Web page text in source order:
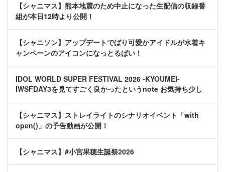
【シャニマス】熊本地震のため中止になった生配信の収録番
組が本日12時より公開！
【シャニソン】アップデートでばり可愛かアイドルが水着キ
ャンペーンのアイコンになっとるばい！
IDOL WORLD SUPER FESTIVAL 2026 -KYOUMEI-
IWSFDAY3を見てすごく良かったというnote お気持ち少し
【シャニマス】ストレイライトのシナリオイベント「with
open()」の予告動画が公開！
【シャニマス】#小宮果穂生誕祭2026